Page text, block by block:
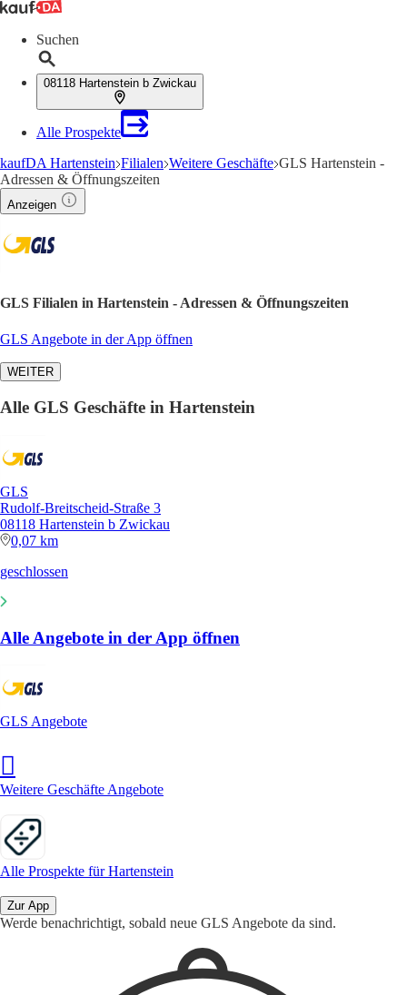
Suchen
08118 Hartenstein b Zwickau
Alle Prospekte
kaufDA Hartenstein Filialen Weitere Geschäfte GLS Hartenstein -
Adressen & Öffnungszeiten
Anzeigen
GLS Filialen in Hartenstein - Adressen & Öffnungszeiten
GLS Angebote in der App öffnen
WEITER
Alle GLS Geschäfte in Hartenstein
GLS
Rudolf-Breitscheid-Straße 3
08118 Hartenstein b Zwickau
0,07 km
geschlossen
Alle Angebote in der App öffnen
GLS Angebote
Weitere Geschäfte Angebote
Alle Prospekte für Hartenstein
Zur App
Werde benachrichtigt, sobald neue GLS Angebote da sind.